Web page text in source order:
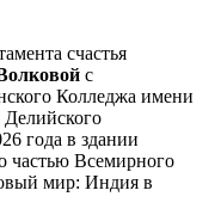
счастья
с
Колледжа имени
Делийского
года в здании
частью Всемирного
мир: Индия в